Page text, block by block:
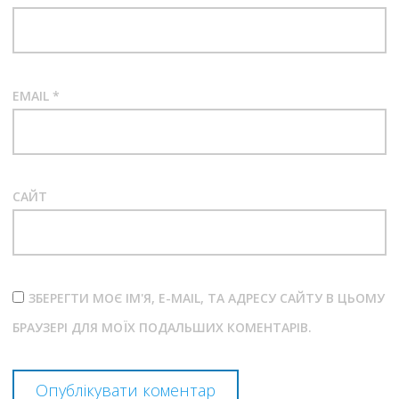
EMAIL *
САЙТ
ЗБЕРЕГТИ МОЄ ІМ'Я, E-MAIL, ТА АДРЕСУ САЙТУ В ЦЬОМУ
БРАУЗЕРІ ДЛЯ МОЇХ ПОДАЛЬШИХ КОМЕНТАРІВ.